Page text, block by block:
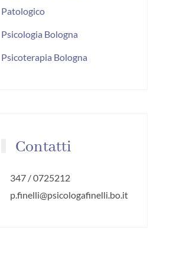
Patologico
Psicologia Bologna
Psicoterapia Bologna
Contatti
347 / 0725212
p.finelli@psicologafinelli.bo.it